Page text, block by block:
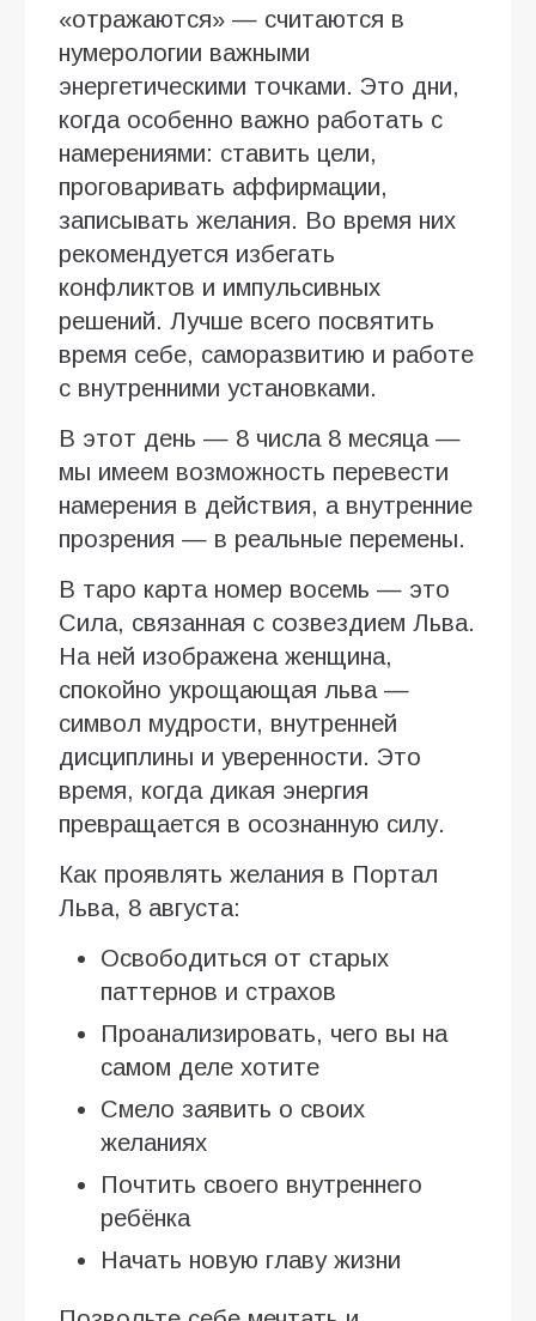
«отражаются» — считаются в
нумерологии важными
энергетическими точками. Это дни,
когда особенно важно работать с
намерениями: ставить цели,
проговаривать аффирмации,
записывать желания. Во время них
рекомендуется избегать
конфликтов и импульсивных
решений. Лучше всего посвятить
время себе, саморазвитию и работе
с внутренними установками.
В этот день — 8 числа 8 месяца —
мы имеем возможность перевести
намерения в действия, а внутренние
прозрения — в реальные перемены.
В таро карта номер восемь — это
Сила, связанная с созвездием Льва.
На ней изображена женщина,
спокойно укрощающая льва —
символ мудрости, внутренней
дисциплины и уверенности. Это
время, когда дикая энергия
превращается в осознанную силу.
Как проявлять желания в Портал
Льва, 8 августа:
Освободиться от старых
паттернов и страхов
Проанализировать, чего вы на
самом деле хотите
Смело заявить о своих
желаниях
Почтить своего внутреннего
ребёнка
Начать новую главу жизни